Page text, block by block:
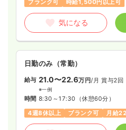
ブランク可
時給1,500円以上可
気になる
日勤のみ（常勤）
給与 21.0〜22.6万円/月 賞与2回
※一例
時間 8:30～17:30 （休憩60分）
4週8休以上
ブランク可 月給